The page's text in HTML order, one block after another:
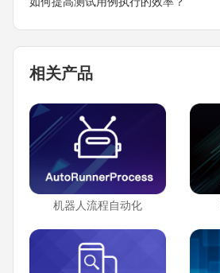
相关产品
机器人流程自动化